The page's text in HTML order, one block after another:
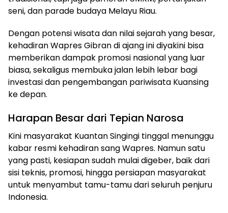
seni, dan parade budaya Melayu Riau.
Dengan potensi wisata dan nilai sejarah yang besar,
kehadiran Wapres Gibran di ajang ini diyakini bisa
memberikan dampak promosi nasional yang luar
biasa, sekaligus membuka jalan lebih lebar bagi
investasi dan pengembangan pariwisata Kuansing
ke depan.
Harapan Besar dari Tepian Narosa
Kini masyarakat Kuantan Singingi tinggal menunggu
kabar resmi kehadiran sang Wapres. Namun satu
yang pasti, kesiapan sudah mulai digeber, baik dari
sisi teknis, promosi, hingga persiapan masyarakat
untuk menyambut tamu-tamu dari seluruh penjuru
Indonesia.